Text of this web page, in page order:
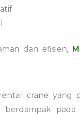
dan efisien,
crane yang
pada